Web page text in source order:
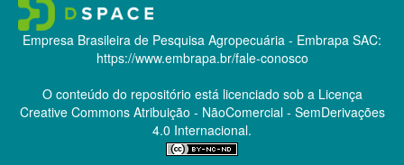
Empresa Brasileira de Pesquisa Agropecuária - Embrapa SAC:
https://www.embrapa.br/fale-conosco
O conteúdo do repositório está licenciado sob a Licença
Creative CommonsAtribuição - NãoComercial - SemDerivações
4.0 Internacional.